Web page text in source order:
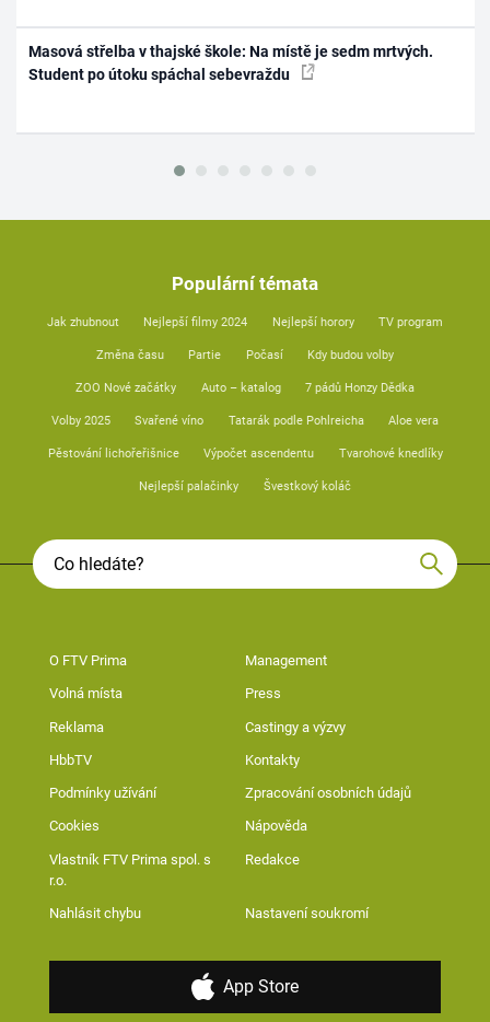
Masová střelba v thajské škole: Na místě je sedm mrtvých.
Student po útoku spáchal sebevraždu
Populární témata
Jak zhubnout Nejlepší filmy 2024 Nejlepší horory TV program
Změna času Partie Počasí Kdy budou volby
ZOO Nové začátky Auto – katalog 7 pádů Honzy Dědka
Volby 2025 Svařené víno Tatarák podle Pohlreicha Aloe vera
Pěstování lichořeřišnice Výpočet ascendentu Tvarohové knedlíky
Nejlepší palačinky Švestkový koláč
O FTV Prima Management
Volná místa Press
Reklama Castingy a výzvy
HbbTV Kontakty
Podmínky užívání Zpracování osobních údajů
Cookies Nápověda
Vlastník FTV Prima spol. s
r.o.
Redakce
Nahlásit chybu Nastavení soukromí
App Store